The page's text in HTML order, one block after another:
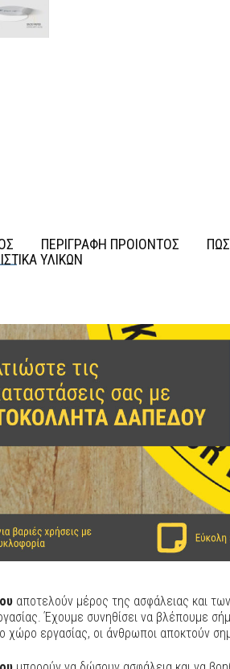
ΠΕΡΙΓΡΑΦΗ ΠΡΟΙΟΝΤΟΣ
ΥΛΙΚΩΝ
αποτελούν μέρος της ασφάλειας και
Έχουμε συνηθίσει να βλέπουμε
χώρο εργασίας, οι άνθρωποι αποκτούν